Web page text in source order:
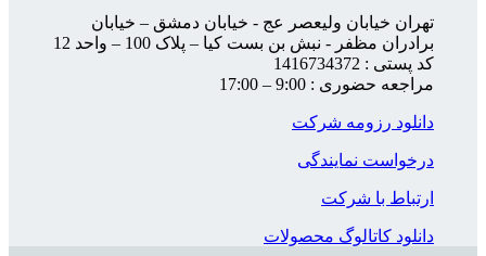
تهران خیابان ولیعصر عج - خیابان دمشق – خیابان
برادران مظفر - نبش بن بست کیا – پلاک 100 – واحد 12
کد پستی : 1416734372
مراجعه حضوری : 9:00 – 17:00
دانلود رزومه شرکت
درخواست نمایندگی
ارتباط با شرکت
دانلود کاتالوگ محصولات